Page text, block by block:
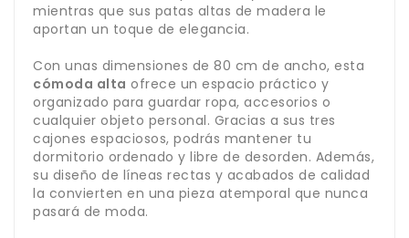
mientras que sus patas altas de madera le
aportan un toque de elegancia.
Con unas dimensiones de 80 cm de ancho, esta
cómoda alta ofrece un espacio práctico y
organizado para guardar ropa, accesorios o
cualquier objeto personal. Gracias a sus tres
cajones espaciosos, podrás mantener tu
dormitorio ordenado y libre de desorden. Además,
su diseño de líneas rectas y acabados de calidad
la convierten en una pieza atemporal que nunca
pasará de moda.